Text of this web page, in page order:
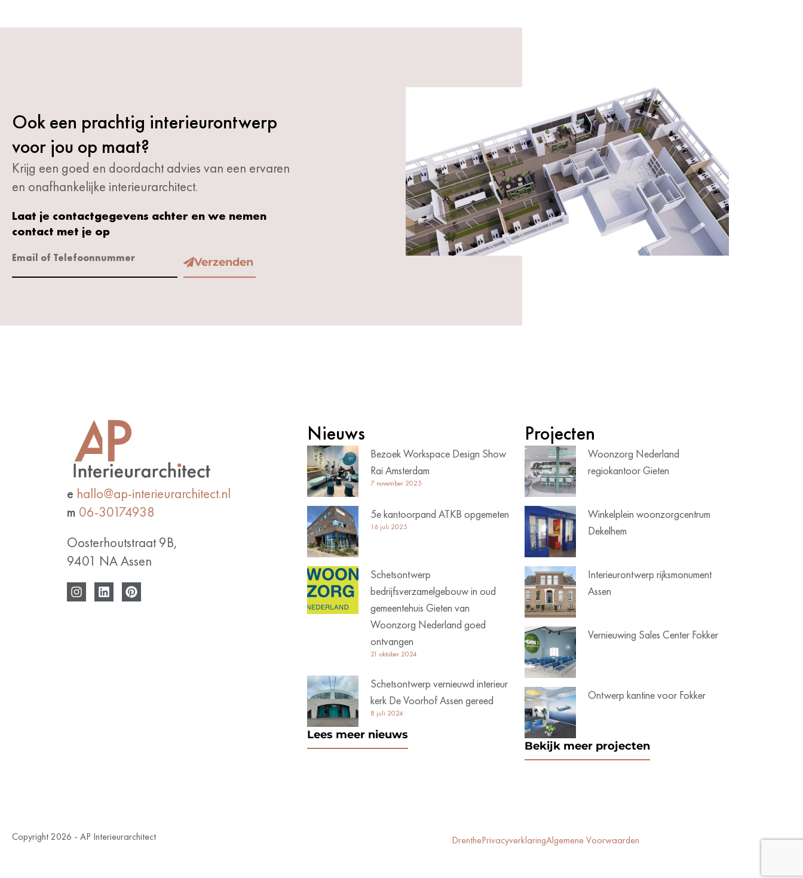
Ook een prachtig interieurontwerp
voor jou op maat?
Krijg een goed en doordacht advies van een ervaren
en onafhankelijke interieurarchitect.
Laat je contactgegevens achter en we nemen
contact met je op
Verzenden
e hallo@ap-interieurarchitect.nl
m 06-30174938
Oosterhoutstraat 9B,
9401 NA Assen
Nieuws
Bezoek Workspace Design Show
Rai Amsterdam
7 november 2025
5e kantoorpand ATKB opgemeten
16 juli 2025
Schetsontwerp
bedrijfsverzamelgebouw in oud
gemeentehuis Gieten van
Woonzorg Nederland goed
ontvangen
21 oktober 2024
Schetsontwerp vernieuwd interieur
kerk De Voorhof Assen gereed
8 juli 2024
Lees meer nieuws
Projecten
Woonzorg Nederland
regiokantoor Gieten
Winkelplein woonzorgcentrum
Dekelhem
Interieurontwerp rijksmonument
Assen
Vernieuwing Sales Center Fokker
Ontwerp kantine voor Fokker
Bekijk meer projecten
Copyright 2026 - AP Interieurarchitect DrenthePrivacyverklaringAlgemene Voorwaarden